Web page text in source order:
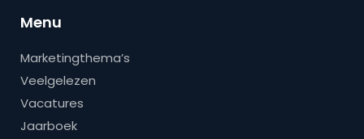
Menu
Marketingthema’s
Veelgelezen
Vacatures
Jaarboek